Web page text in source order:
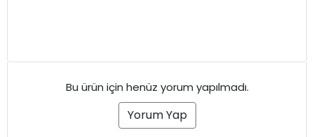
Bu ürün için henüz yorum yapılmadı.
Yorum Yap